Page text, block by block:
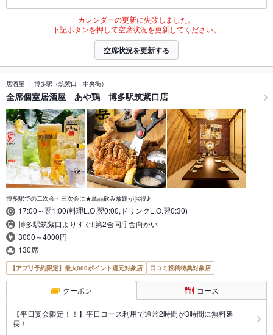
カレンダーの更新に失敗しました。
下記ボタンを押して空席状況を更新してください。
空席状況を更新する
居酒屋 博多駅（筑紫口・中央街）
全席個室居酒屋 あや鶏 博多駅筑紫口店
博多駅での二次会・三次会に★単品飲み放題がお得♪
17:00～翌1:00(料理L.O.翌0:00,ドリンクL.O.翌0:30)
博多駅筑紫口よりすぐ!!第2合同庁舎向かい
3000～4000円
130席
【アプリ予約限定】最大800ポイント還元対象店 口コミ投稿特典対象店
クーポン コース
【平日宴会限定！！】平日コース利用で通常2時間が3時間に無料延
長！